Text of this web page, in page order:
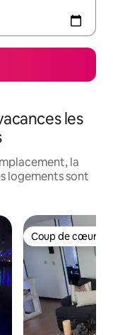
les
la
logements sont
aimésCoup de cœur
Coup de cœur